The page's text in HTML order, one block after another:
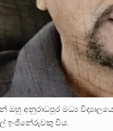
ඔහු අනුරාධපුර මධ්‍ය
ඉංජිනේරුවකු විය.